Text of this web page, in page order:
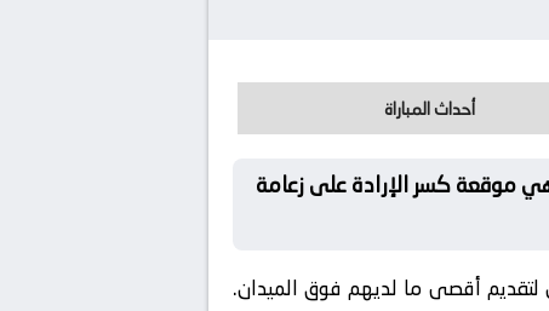
أحداث المباراة
في كأس آسيا تحت 17 – نصف النهائي حيث هي موقعة كسر الإرادة على زعامة
أقصى ما لديهم فوق الميدان.